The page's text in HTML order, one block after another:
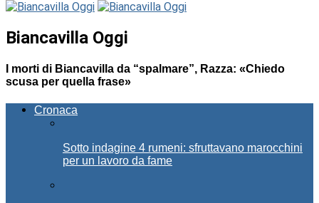
Biancavilla Oggi
I morti di Biancavilla da “spalmare”, Razza: «Chiedo
scusa per quella frase»
Cronaca
Sotto indagine 4 rumeni: sfruttavano marocchini
per un lavoro da fame